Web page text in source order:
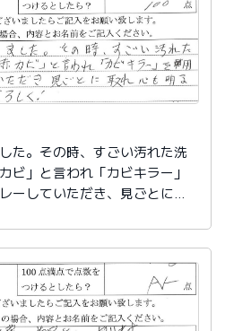
た。その時、すごい汚れた洗
ビ」と言われ「カビキラー」
ーしていただき、見ごとに取